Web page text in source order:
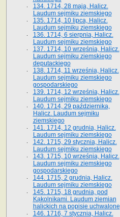
134. 1714, 28 maja, Halicz.
Laudum sejmiku ziemskiego
135. 1714, 10 lipca, Halicz.
Laudum sejmiku ziemskiego
136. 1714, 6 sierpnia, Halicz.
Laudum sejmiku ziemskiego
137. 1714, 10 września, Halicz.
Laudum sejmiku ziemskiego
deputackiego
138. 1714, 11 września, Halicz.
Laudum sejmiku ziemskiego
gospodarskiego
139. 1714, 12 września, Halicz.
Laudum sejmiku ziemskiego
140. 1714, 29 października,
Halicz. Laudum sejmiku
ziemskiego
141. 1714, 12 grudnia, Halicz.
Laudum sejmiku ziemskiego
142. 1715, 29 stycznia, Halicz.
Laudum sejmiku ziemskiego
143. 1715, 10 września, Halicz.
Laudum sejmiku ziemskiego
gospodarskiego
144. 1715, 2 grudnia, Halicz.
Laudum sejmiku ziemskiego
145. 1715, 18 grudnia, pod
Kąkolnikami. Laudum ziemian
halickich na popisie uchwalone
146. 1716, 7 stycznia, Halicz.